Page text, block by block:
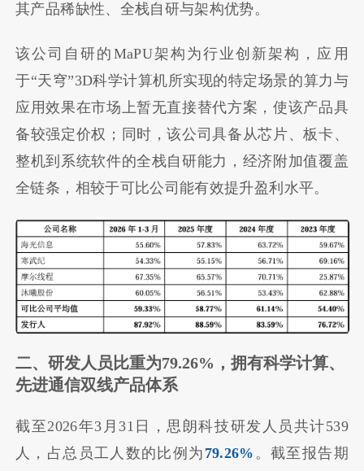
其产品稀缺性、全栈自研与架构优势。
该公司自研的MaPU架构为行业创新架构，应用
于“天穹”3D科学计算机所实现的特定场景的算力与
应用效果在市场上暂无直接替代方案，使该产品具
备较强定价权；同时，该公司具备从芯片、板卡、
整机到系统软件的全栈自研能力，经济附加值覆盖
全链条，相较于可比公司能有效提升盈利水平。
二、研发人员比重为79.26%，拥有科学计算、
先进通信双线产品体系
截至2026年3月31日，思朗科技研发人员共计539
人，占总员工人数的比例为 79.26% 。截至报告期